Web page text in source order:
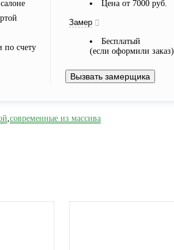
по счету
Цена от 7000 руб.
Замер
Бесплатый
(если оформили заказ)
Вызвать замерщика
,современные из массива